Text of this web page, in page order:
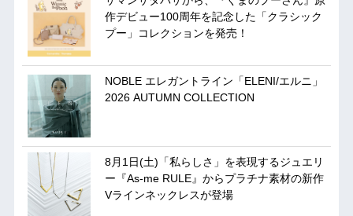
作デビュー100周年を記念した「クラシック
プー」コレクションを発売！
NOBLE エレガントライン「ELENI/エルニ」
2026 AUTUMN COLLECTION
8月1日(土)「私らしさ」を表現するジュエリ
ー『As-me RULE』からプラチナ素材の新作
Vラインネックレスが登場